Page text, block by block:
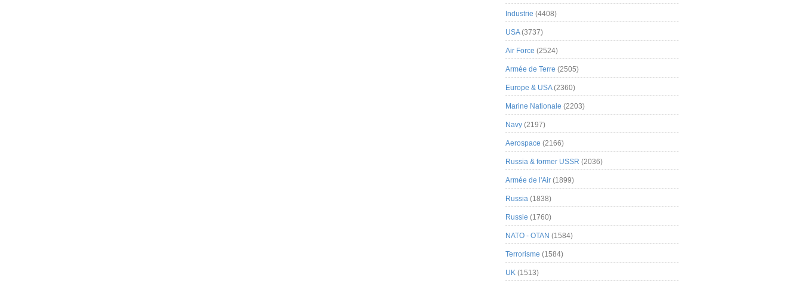
Industrie (4408)
USA(3737)
Air Force (2524)
Armée de Terre (2505)
Europe & USA(2360)
Marine Nationale (2203)
Navy (2197)
Aerospace (2166)
Russia & former USSR (2036)
Armée de l'Air (1899)
Russia (1838)
Russie (1760)
NATO - OTAN (1584)
Terrorisme (1584)
UK (1513)